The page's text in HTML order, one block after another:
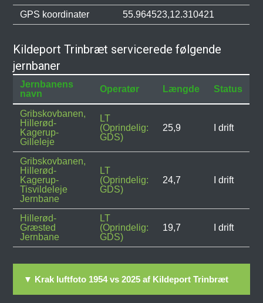
GPS koordinater 55.964523,12.310421
Kildeport Trinbræt servicerede følgende
jernbaner
Jernbanens
navn
Operatør Længde Status
Gribskovbanen,
Hillerød-
Kagerup-
Gilleleje
LT
(Oprindelig:
GDS)
25,9 I drift
Gribskovbanen,
Hillerød-
Kagerup-
Tisvildeleje
Jernbane
LT
(Oprindelig:
GDS)
24,7 I drift
Hillerød-
Græsted
Jernbane
LT
(Oprindelig:
GDS)
19,7 I drift
▼ Krak luftfoto 1954 vs 2025 af Kildeport Trinbræt